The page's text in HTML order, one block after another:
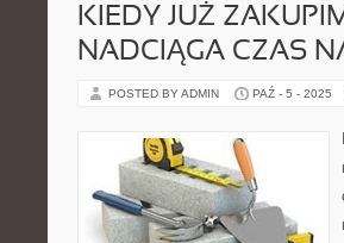
KIEDY JUŻ
NADCIĄGA CZAS
POSTED BY ADMIN PAŹ - 5 - 2025